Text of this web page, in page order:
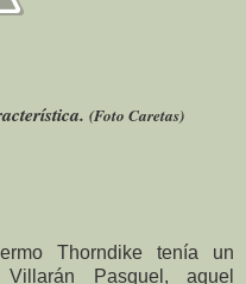
(Foto Caretas)
Thorndike tenía un
Pasquel, aquel